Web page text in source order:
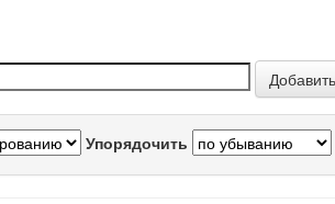
Упорядочить